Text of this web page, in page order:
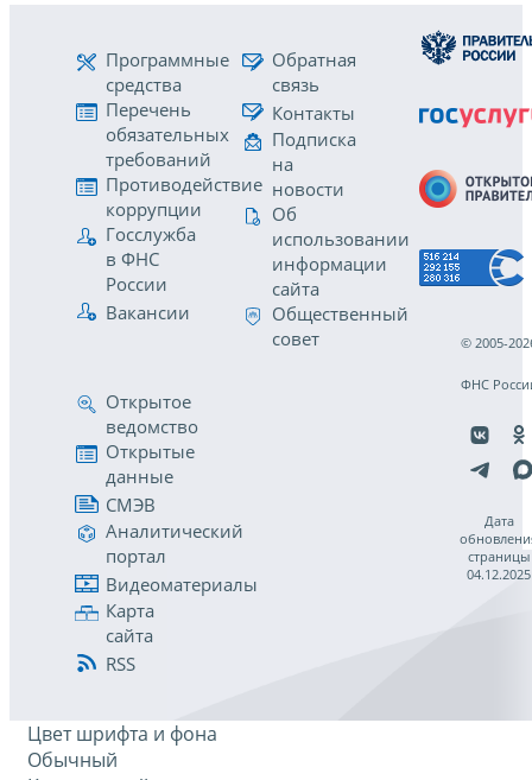
Программные
средства
Перечень
обязательных
требований
Противодействие
коррупции
Госслужба
в ФНС
России
Вакансии
Обратная
связь
Контакты
Подписка
на
новости
Об
использовании
информации
сайта
Общественный
совет
Открытое
ведомство
Открытые
данные
СМЭВ
Аналитический
портал
Видеоматериалы
Карта
сайта
RSS
© 2005-
ФНС
Дата
страницы
04.12.2025
Цвет шрифта и фона
Обычный